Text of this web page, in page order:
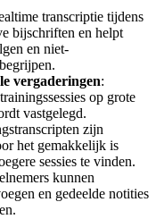
transcriptie tijdens
bijschriften en helpt
en niet-
vergaderingen:
op grote
vastgelegd.
zijn
het gemakkelijk is
sessies te vinden.
kunnen
en gedeelde notities